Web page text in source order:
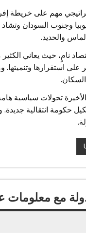
مهم على خريطة
وجنوب السودان وتشاد
والحديد.
نامٍ، حيث يعاني
على استقرارها
حكومة انتقالية جديدة.